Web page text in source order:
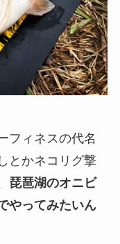
フィネスの代名
とかネコリグ撃
琵琶湖のオニビ
やってみたいん